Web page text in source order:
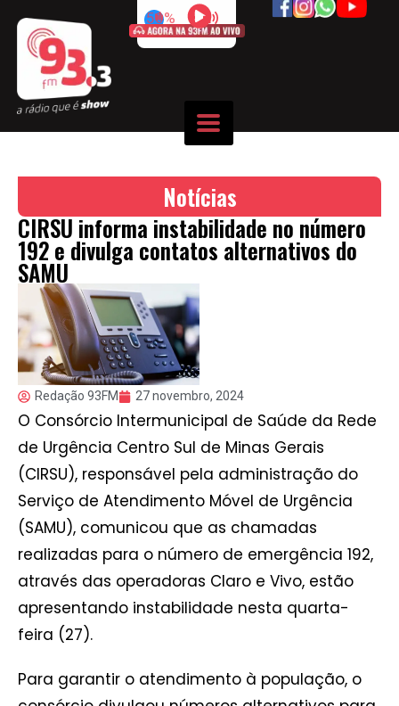
50%
Notícias
CIRSU informa instabilidade no número
192 e divulga contatos alternativos do
SAMU
Redação 93FM 27 novembro, 2024
O Consórcio Intermunicipal de Saúde da Rede
de Urgência Centro Sul de Minas Gerais
(CIRSU), responsável pela administração do
Serviço de Atendimento Móvel de Urgência
(SAMU), comunicou que as chamadas
realizadas para o número de emergência 192,
através das operadoras Claro e Vivo, estão
apresentando instabilidade nesta quarta-
feira (27).
Para garantir o atendimento à população, o